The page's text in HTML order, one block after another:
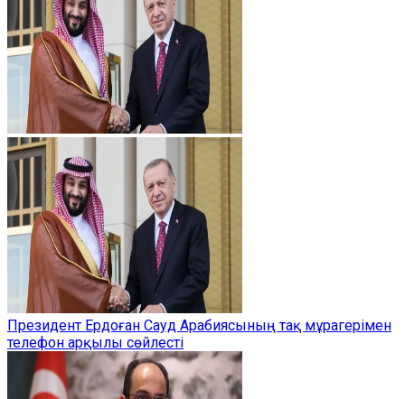
Президент Ердоған Сауд Арабиясының тақ мұрагерімен
телефон арқылы сөйлесті